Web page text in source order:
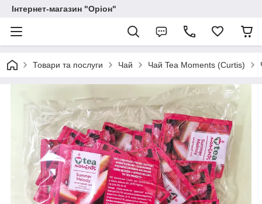
Інтернет-магазин "Оріон"
Товари та послуги Чай Чай Tea Moments (Curtis)